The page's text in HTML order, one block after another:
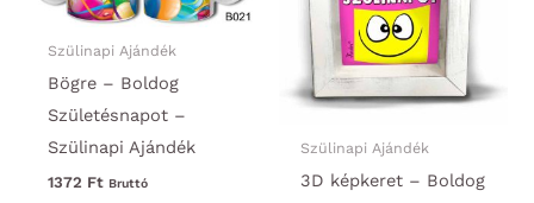
Szülinapi Ajándék
Bögre – Boldog
Születésnapot –
Szülinapi Ajándék
1372 Ft Bruttó
Szülinapi Ajándék
3D képkeret – Boldog